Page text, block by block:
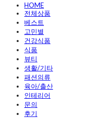
HOME
전체상품
베스트
고민별
건강식품
식품
뷰티
생활/기타
패션의류
육아/출산
인테리어
문의
후기